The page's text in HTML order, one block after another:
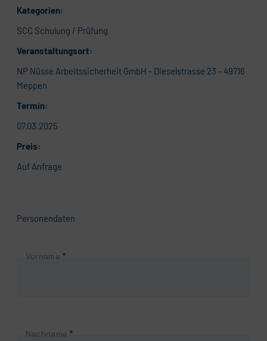
Kategorien:
SCC Schulung / Prüfung
Veranstaltungsort:
NP Nüsse Arbeitssicherheit GmbH - Dieselstrasse 23 - 49716
Meppen
Termin:
07.03.2025
Preis:
Auf Anfrage
Personendaten
Pflichtfeld
Vorname *
Pflichtfeld
Nachname *